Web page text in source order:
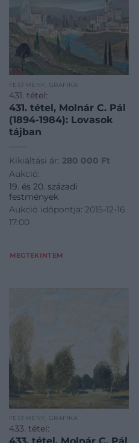
FESTMÉNY, GRAFIKA
431. tétel:
431. tétel, Molnár C. Pál
(1894-1984): Lovasok
tájban
Kikiáltási ár: 280 000 Ft
Aukció:
19. és 20. századi
festmények
Aukció időpontja: 2015-12-16
17:00
MEGTEKINTEM
FESTMÉNY, GRAFIKA
433. tétel: